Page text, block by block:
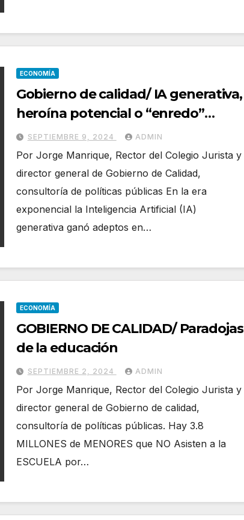
ECONOMÍA
Gobierno de calidad/ IA generativa,
heroína potencial o “enredo”
gubernamental
SEPTIEMBRE 9, 2024 ADMIN
Por Jorge Manrique, Rector del Colegio Jurista y
director general de Gobierno de Calidad,
consultoría de políticas públicas En la era
exponencial la Inteligencia Artificial (IA)
generativa ganó adeptos en…
ECONOMÍA
GOBIERNO DE CALIDAD/ Paradojas
de la educación
SEPTIEMBRE 2, 2024 ADMIN
Por Jorge Manrique, Rector del Colegio Jurista y
director general de Gobierno de calidad,
consultoría de políticas públicas. Hay 3.8
MILLONES de MENORES que NO Asisten a la
ESCUELA por…